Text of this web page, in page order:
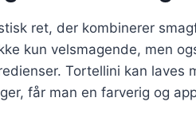
ret, der kombinerer
kun velsmagende, men
Tortellini kan laves
får man en farverig og